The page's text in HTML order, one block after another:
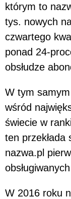
którym to
tys. nowych
czwartego
ponad 24-
obsłudze
W tym
wśród
świecie w
ten przekłada
nazwa.pl
W 2016 roku